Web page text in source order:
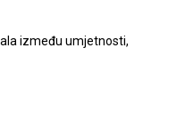
između umjetnosti,